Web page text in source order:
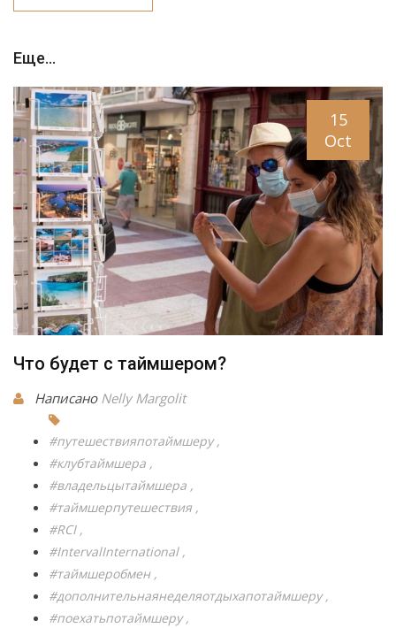
Еще...
15
Oct
Что будет с таймшером?
Написано Nelly Margolit
#путешествияпотаймшеру
#клубтаймшера
#владельцытаймшера
#таймшерпутешествия
#RCI
#IntervalInternational
#таймшеробмен
#дополнительнаянеделяотдыхапотаймшеру
#поехатьпотаймшеру